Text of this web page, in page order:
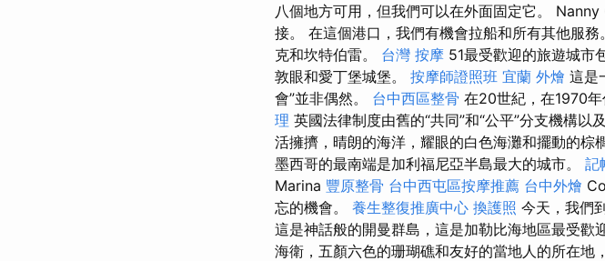
八個地方可用，但我們可以在外面固定它。
接。 在這個港口，我們有機會拉船和所有其他服
克和坎特伯雷。 台灣 按摩 51最受歡迎的旅遊城市
敦眼和愛丁堡城堡。 按摩師證照班 宜蘭 外燴 這是
會”並非偶然。 台中西區整骨 在20世紀，在1970年
理 英國法律制度由舊的“共同”和“公平”分支機構
活擁擠，晴朗的海洋，耀眼的白色海灘和擺動的棕
墨西哥的最南端是加利福尼亞半島最大的城市。 記
Marina 豐原整骨 台中西屯區按摩推薦 台中外燴
忘的機會。 養生整復推廣中心 換護照 今天，我們
這是神話般的開曼群島，這是加勒比海地區最受歡
海衛，五顏六色的珊瑚礁和友好的當地人的所在地